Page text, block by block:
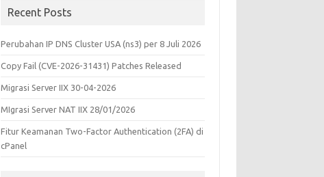
Recent Posts
Perubahan IP DNS Cluster USA (ns3) per 8 Juli 2026
Copy Fail (CVE-2026-31431) Patches Released
Migrasi Server IIX 30-04-2026
MIgrasi Server NAT IIX 28/01/2026
Fitur Keamanan Two-Factor Authentication (2FA) di
cPanel